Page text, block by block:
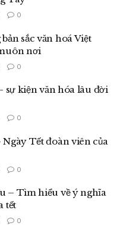
0
sắc văn hoá Việt
nơi
0
sự kiện văn hóa lâu đời
0
Tết đoàn viên của
0
– Tìm hiểu về ý nghĩa
tết
0